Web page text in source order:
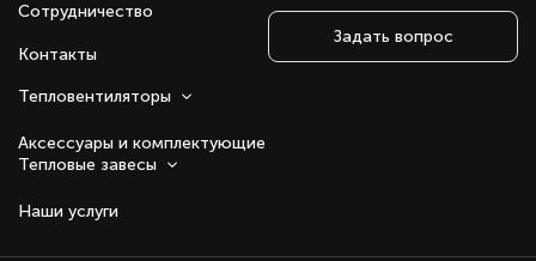
Сотрудничество
Контакты
Тепловентиляторы
Аксессуары и комплектующие
Тепловые завесы
Наши услуги
Задать вопрос